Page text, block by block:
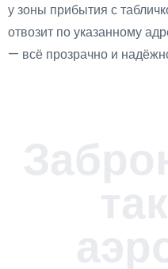
у зоны прибытия с
отвозит по указанному
— всё прозрачно и